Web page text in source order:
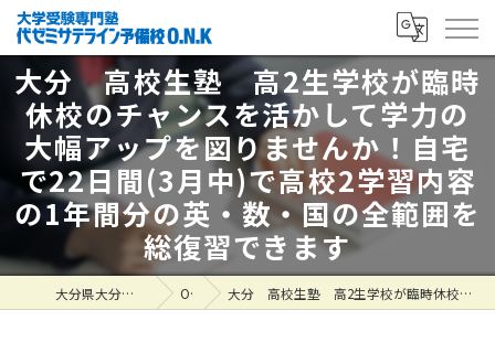
大分 高校生塾 高2生学校が臨時
休校のチャンスを活かして学力の
大幅アップを図りませんか！自宅
で22日間(3月中)で高校2学習内容
の1年間分の英・数・国の全範囲を
総復習できます
大分県大分市の塾なら大学受験専門塾 代ゼミサテライン予備校O.N.K ONK掲示板 大分 高校生塾 高2生学校が臨時休校のチャンスを活かして学力の大幅アップを図りませんか！自宅で22日間(3月中)で高校2学習内容の1年間分の英・数・国の全範囲を総復習できます